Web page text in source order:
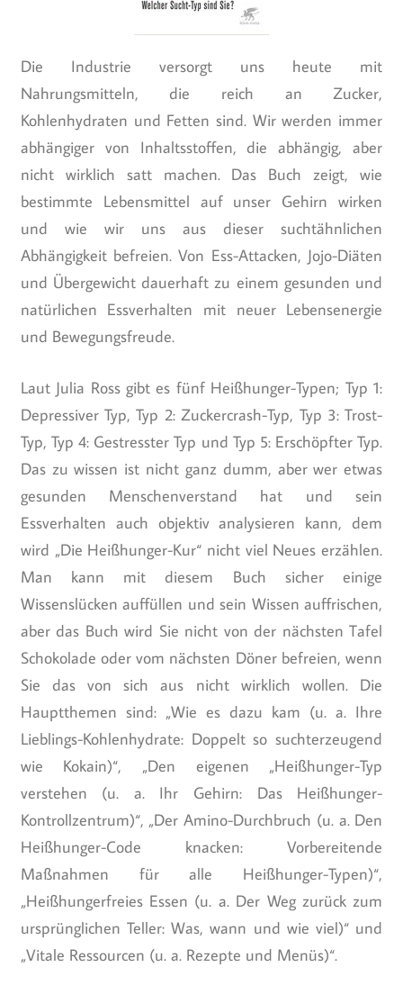
Die Industrie versorgt uns heute mit
Nahrungsmitteln, die reich an Zucker,
Kohlenhydraten und Fetten sind. Wir werden immer
abhängiger von Inhaltsstoffen, die abhängig, aber
nicht wirklich satt machen. Das Buch zeigt, wie
bestimmte Lebensmittel auf unser Gehirn wirken
und wie wir uns aus dieser suchtähnlichen
Abhängigkeit befreien. Von Ess-Attacken, Jojo-Diäten
und Übergewicht dauerhaft zu einem gesunden und
natürlichen Essverhalten mit neuer Lebensenergie
und Bewegungsfreude.
Laut Julia Ross gibt es fünf Heißhunger-Typen; Typ 1:
Depressiver Typ, Typ 2: Zuckercrash-Typ, Typ 3: Trost-
Typ, Typ 4: Gestresster Typ und Typ 5: Erschöpfter Typ.
Das zu wissen ist nicht ganz dumm, aber wer etwas
gesunden Menschenverstand hat und sein
Essverhalten auch objektiv analysieren kann, dem
wird „Die Heißhunger-Kur“ nicht viel Neues erzählen.
Man kann mit diesem Buch sicher einige
Wissenslücken auffüllen und sein Wissen auffrischen,
aber das Buch wird Sie nicht von der nächsten Tafel
Schokolade oder vom nächsten Döner befreien, wenn
Sie das von sich aus nicht wirklich wollen. Die
Hauptthemen sind: „Wie es dazu kam (u. a. Ihre
Lieblings-Kohlenhydrate: Doppelt so suchterzeugend
wie Kokain)“, „Den eigenen „Heißhunger-Typ
verstehen (u. a. Ihr Gehirn: Das Heißhunger-
Kontrollzentrum)“, „Der Amino-Durchbruch (u. a. Den
Heißhunger-Code knacken: Vorbereitende
Maßnahmen für alle Heißhunger-Typen)“,
„Heißhungerfreies Essen (u. a. Der Weg zurück zum
ursprünglichen Teller: Was, wann und wie viel)“ und
„Vitale Ressourcen (u. a. Rezepte und Menüs)“.